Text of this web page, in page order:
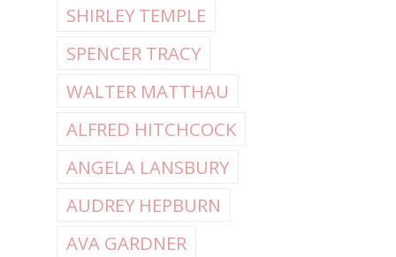
SHIRLEY TEMPLE
SPENCER TRACY
WALTER MATTHAU
ALFRED HITCHCOCK
ANGELA LANSBURY
AUDREY HEPBURN
AVA GARDNER